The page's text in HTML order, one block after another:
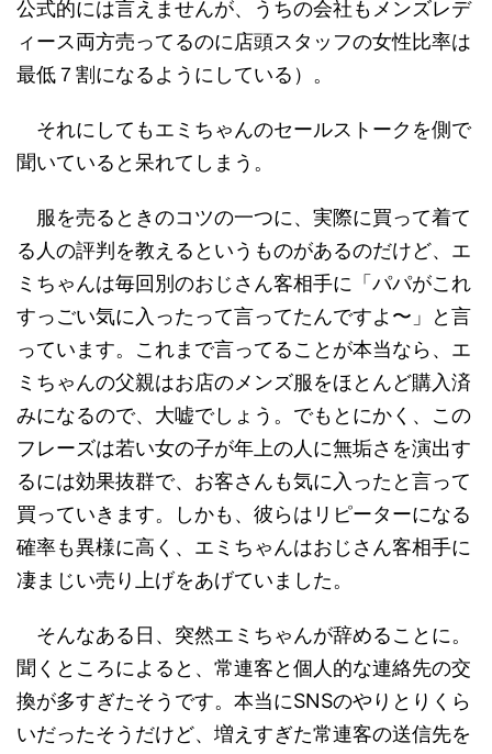
公式的には言えませんが、うちの会社もメンズレデ
ィース両方売ってるのに店頭スタッフの女性比率は
最低７割になるようにしている）。
それにしてもエミちゃんのセールストークを側で
聞いていると呆れてしまう。
服を売るときのコツの一つに、実際に買って着て
る人の評判を教えるというものがあるのだけど、エ
ミちゃんは毎回別のおじさん客相手に「パパがこれ
すっごい気に入ったって言ってたんですよ〜」と言
っています。これまで言ってることが本当なら、エ
ミちゃんの父親はお店のメンズ服をほとんど購入済
みになるので、大嘘でしょう。でもとにかく、この
フレーズは若い女の子が年上の人に無垢さを演出す
るには効果抜群で、お客さんも気に入ったと言って
買っていきます。しかも、彼らはリピーターになる
確率も異様に高く、エミちゃんはおじさん客相手に
凄まじい売り上げをあげていました。
そんなある日、突然エミちゃんが辞めることに。
聞くところによると、常連客と個人的な連絡先の交
換が多すぎたそうです。本当にSNSのやりとりくら
いだったそうだけど、増えすぎた常連客の送信先を